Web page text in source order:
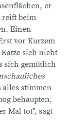
er
reift beim
Einen
vor Kurzem
sich nicht
sich gemütlich
alles stimmen
behaupten,
Mal tot", sagt